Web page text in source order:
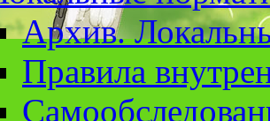
Архив.
Правила